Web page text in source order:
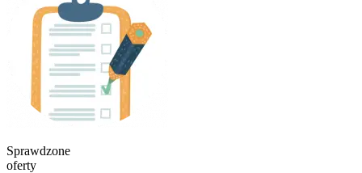
Sprawdzone
oferty